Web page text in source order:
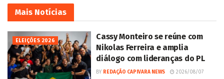
Mais Notícias
ELEIÇÕES 2026
Cassy Monteiro se reúne com
Nikolas Ferreira e amplia
diálogo com lideranças do PL
BY REDAÇÃO CAPIVARA NEWS
2026/08/07